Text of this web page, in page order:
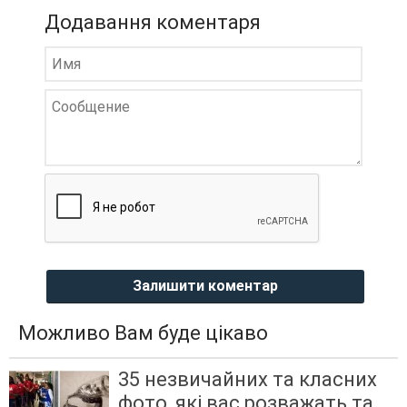
Додавання коментаря
Залишити коментар
Можливо Вам буде цікаво
35 незвичайних та класних